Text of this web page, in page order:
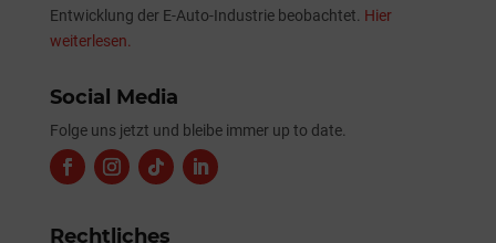
Entwicklung der E-Auto-Industrie beobachtet. Hier
weiterlesen.
Social Media
Folge uns jetzt und bleibe immer up to date.
Rechtliches